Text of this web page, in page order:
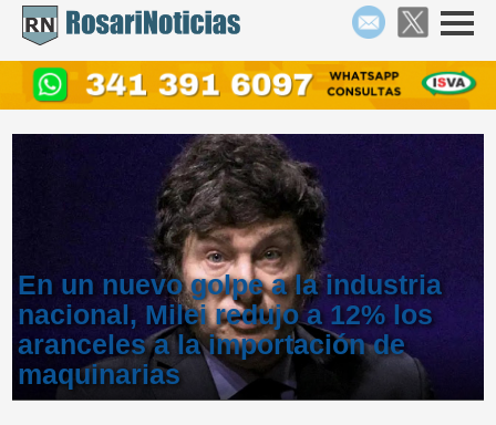
En un nuevo golpe a la industria
nacional, Milei redujo a 12% los
aranceles a la importación de
maquinarias